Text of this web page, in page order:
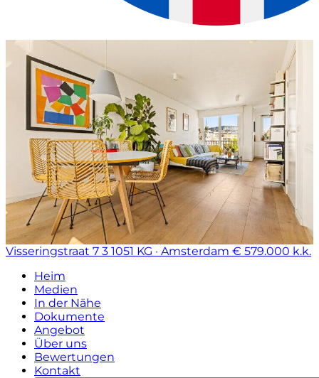
Visseringstraat 7 3 1051 KG · Amsterdam € 579.000 k.k.
Heim
Medien
In der Nähe
Dokumente
Angebot
Über uns
Bewertungen
Kontakt